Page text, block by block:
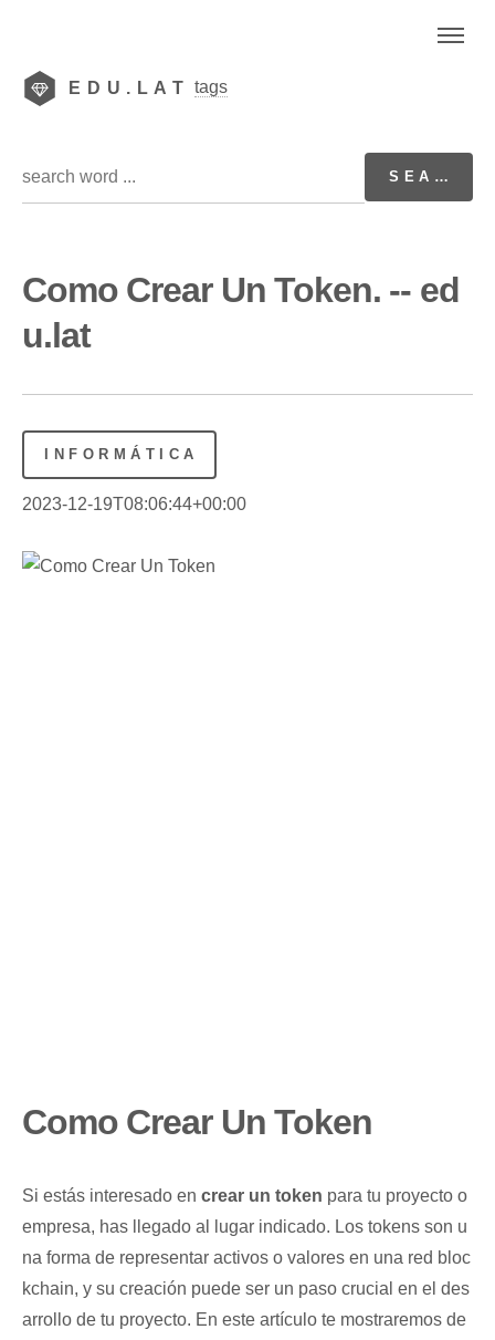
EDU.LAT tags
Como Crear Un Token. -- ed
u.lat
INFORMÁTICA
2023-12-19T08:06:44+00:00
Como Crear Un Token
⁣Si ⁤estás interesado⁢ en crear⁤ un token ⁤para⁢ tu proyecto o
empresa, has llegado al lugar⁢ indicado. Los tokens son u
na forma ​de⁣ representar activos‌ o valores en‌ una red bloc
kchain, ⁣y su ⁤creación puede ser un paso‌ crucial en el‍ des
arrollo de⁤ tu proyecto. En este artículo te mostraremos de